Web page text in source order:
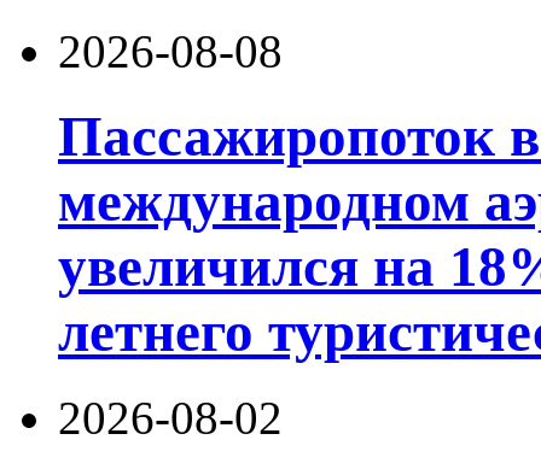
2026-08-08
Пассажиропоток
международном
увеличился на
летнего
2026-08-02